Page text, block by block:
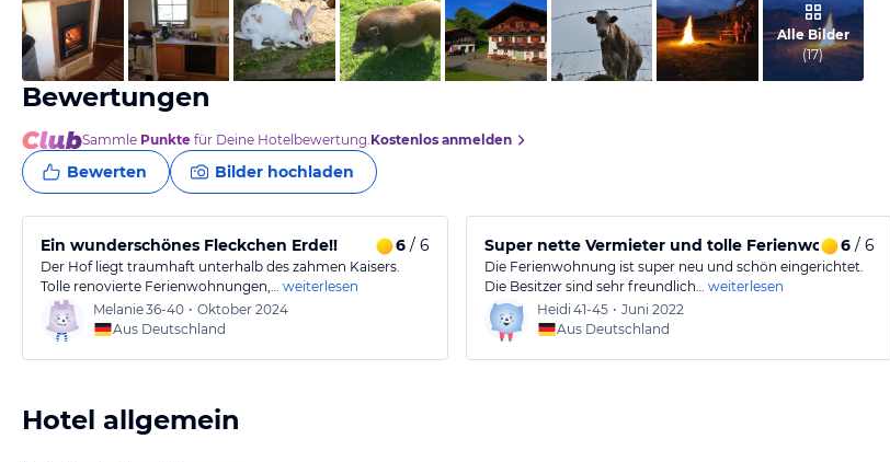
vom Hotelier, Juli 2011 vom Hotelier, Februar 2009
Alle Bilder
(17)
Bewertungen
Sammle Punkte für Deine Hotelbewertung.Kostenlos anmelden
Bewerten Bilder hochladen
Ein wunderschönes Fleckchen Erde!! 6 / 6
Der Hof liegt traumhaft unterhalb des zahmen Kaisers.
Tolle renovierte Ferienwohnungen,… weiterlesen
Melanie36-40 • Oktober 2024
Aus Deutschland
Super nette Vermieter und tolle Ferienwohnungen
6/ 6
Die Ferienwohnung ist super neu und schön eingerichtet.
Die Besitzer sind sehr freundlich… weiterlesen
Heidi 41-45 • Juni 2022
Aus Deutschland
Hotel allgemein